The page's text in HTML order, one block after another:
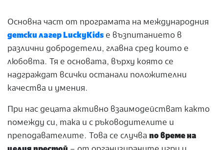
Основна част от програмата на международния
детски лагер LuckyKids е възпитанието в
различни добродетели, главна сред които е
любовта. Тя е основата, върху която се
надграждат всички останали положителни
качества и умения.
При нас децата активно взаимодействат както
помежду си, така и с ръководителите и
преподавателите. Това се случва по време на